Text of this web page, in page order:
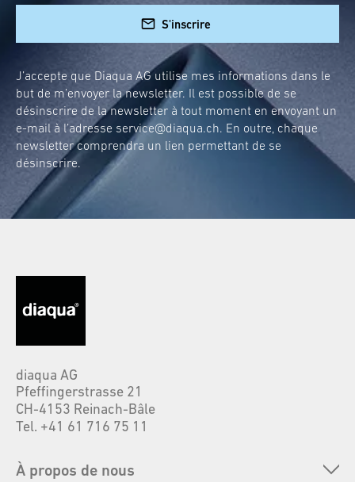
S'inscrire
J’accepte que Diaqua AG utilise mes informations dans le
but de m’envoyer la newsletter. Il est possible de se
désinscrire de la newsletter à tout moment en envoyant un
e-mail à l’adresse service@diaqua.ch. En outre, chaque
newsletter comprendra un lien permettant de se
désinscrire.
diaqua AG
Pfeffingerstrasse 21
CH-4153 Reinach-Bâle
Tel. +41 61 716 75 11
À propos de nous